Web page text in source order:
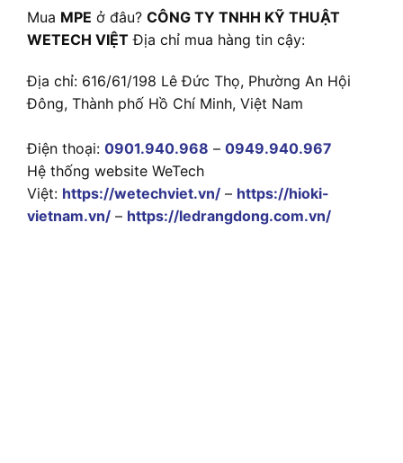
Mua MPE ở đâu? CÔNG TY TNHH KỸ THUẬT
WETECH VIỆT Địa chỉ mua hàng tin cậy:
Địa chỉ: 616/61/198 Lê Đức Thọ, Phường An Hội
Đông, Thành phố Hồ Chí Minh, Việt Nam
Điện thoại: 0901.940.968 – 0949.940.967
Hệ thống website WeTech
Việt: https://wetechviet.vn/ – https://hioki-
vietnam.vn/ – https://ledrangdong.com.vn/